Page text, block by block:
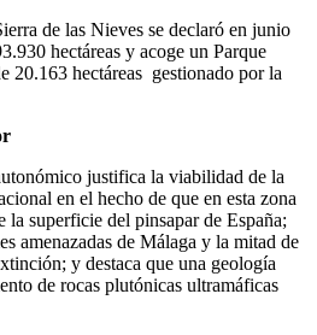
de las Nieves se declaró en junio
hectáreas y acoge un Parque
20.163 hectáreas gestionado por la
justifica la viabilidad de la
en el hecho de que en esta zona
la superficie del pinsapar de España;
amenazadas de Málaga y la mitad de
y destaca que una geología
de rocas plutónicas ultramáficas